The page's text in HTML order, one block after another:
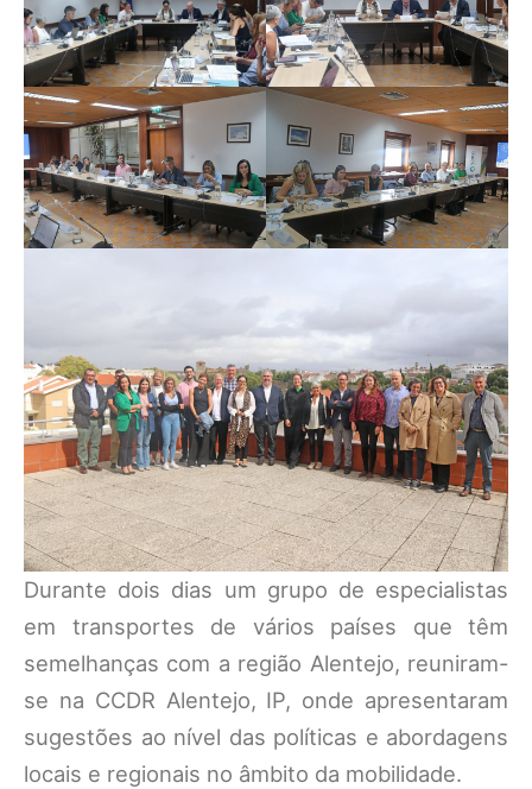
Durante dois dias um grupo de especialistas
em transportes de vários países que têm
semelhanças com a região Alentejo, reuniram-
se na CCDR Alentejo, IP, onde apresentaram
sugestões ao nível das políticas e abordagens
locais e regionais no âmbito da mobilidade.